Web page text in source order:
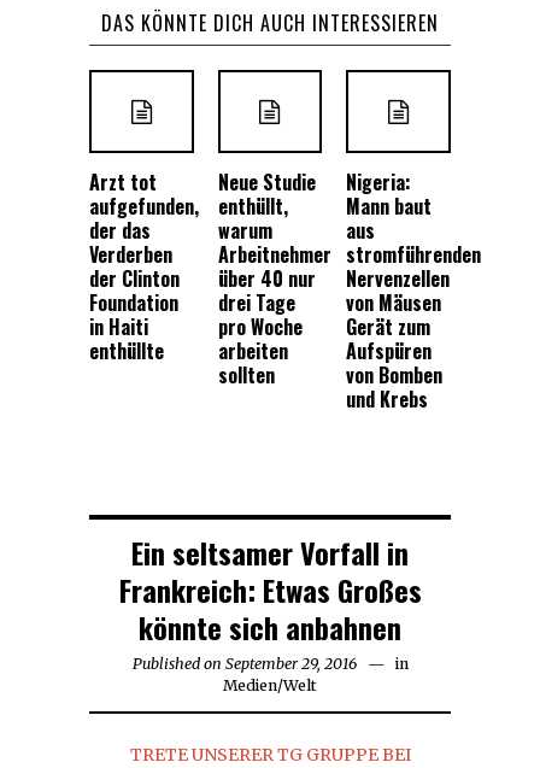
DAS KÖNNTE DICH AUCH INTERESSIEREN
Arzt tot
aufgefunden,
der das
Verderben
der Clinton
Foundation
in Haiti
enthüllte
Neue Studie
enthüllt,
warum
Arbeitnehmer
über 40 nur
drei Tage
pro Woche
arbeiten
sollten
Nigeria:
Mann baut
aus
stromführenden
Nervenzellen
von Mäusen
Gerät zum
Aufspüren
von Bomben
und Krebs
Ein seltsamer Vorfall in
Frankreich: Etwas Großes
könnte sich anbahnen
Published on September 29, 2016September
2016
in
Medien/Welt
TRETE UNSERER TG GRUPPE BEI